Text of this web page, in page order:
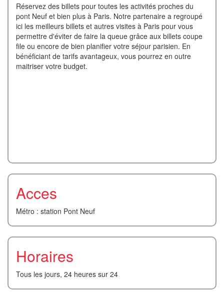
Réservez des billets pour toutes les activités proches du
pont Neuf et bien plus à Paris. Notre partenaire a regroupé
ici les meilleurs billets et autres visites à Paris pour vous
permettre d'éviter de faire la queue grâce aux billets coupe
file ou encore de bien planifier votre séjour parisien. En
bénéficiant de tarifs avantageux, vous pourrez en outre
maitriser votre budget.
Acces
Métro : station Pont Neuf
Horaires
Tous les jours, 24 heures sur 24